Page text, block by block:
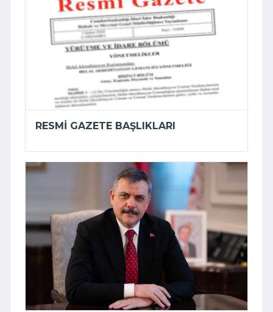
RESMI GAZETE BAŞLIKLARI